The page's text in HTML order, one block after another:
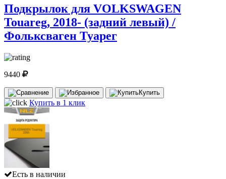
Подкрылок для VOLKSWAGEN
Touareg, 2018- (задний левый) /
Фольксваген Туарег
9440
Купить
Купить в 1 клик
Есть в наличии